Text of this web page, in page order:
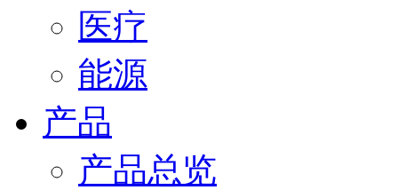
医疗
能源
产品
产品总览